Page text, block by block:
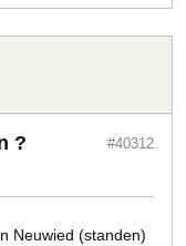
? #40312
Neuwied (standen)